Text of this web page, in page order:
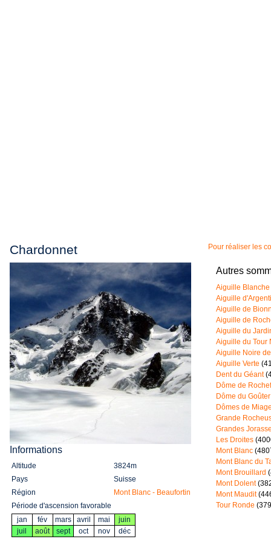
Chardonnet
Informations
Altitude
3824m
Pays
Suisse
Région
Mont Blanc - Beaufortin
Période d'ascension favorable
jan
fév mars avril mai
juin
juil
août sept oct nov déc
Pour réaliser les
Autres
Aiguille
Aiguille
Aiguille de
Aiguille de
Aiguille du
Aiguille du Tour
Aiguille Noire
Aiguille Verte
Dent du Géant
Dôme de
Dôme du Goûter
Dômes de
Grande
Grandes
Les Droites
Mont Blanc
Mont Blanc du
Mont Brouillard
Mont Dolent
Mont Maudit
Tour Ronde